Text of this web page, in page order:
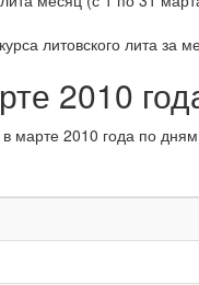
литовского лита за
2010
марте 2010 года по